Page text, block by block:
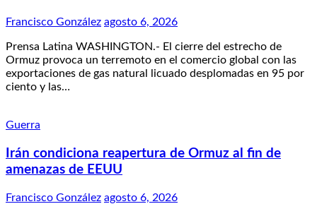
Francisco González agosto 6, 2026
Prensa Latina WASHINGTON.- El cierre del estrecho de
Ormuz provoca un terremoto en el comercio global con las
exportaciones de gas natural licuado desplomadas en 95 por
ciento y las…
Guerra
Irán condiciona reapertura de Ormuz al fin de
amenazas de EEUU
Francisco González agosto 6, 2026